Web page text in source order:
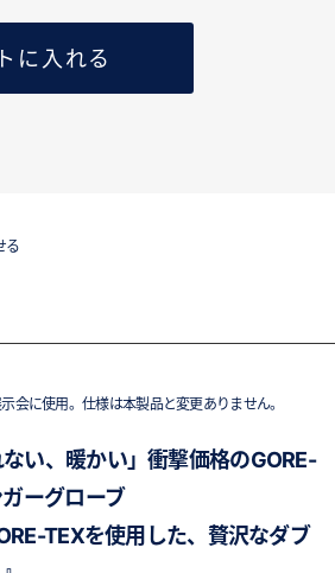
に入れる
る
会に使用。仕様は本製品と変更ありません。
ない、暖かい」衝撃価格のGORE-
ーグローブ
TEXを使用した、贅沢なダブ